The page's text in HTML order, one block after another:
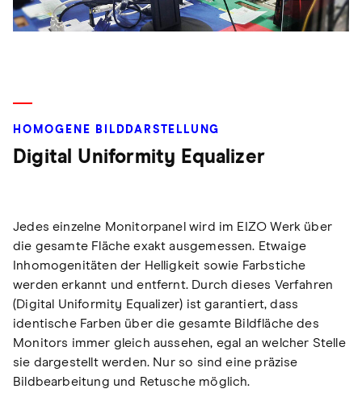
HOMOGENE BILDDARSTELLUNG
Digital Uniformity Equalizer
Jedes einzelne Monitorpanel wird im EIZO Werk über
die gesamte Fläche exakt ausgemessen. Etwaige
Inhomogenitäten der Helligkeit sowie Farbstiche
werden erkannt und entfernt. Durch dieses Verfahren
(Digital Uniformity Equalizer) ist garantiert, dass
identische Farben über die gesamte Bildfläche des
Monitors immer gleich aussehen, egal an welcher Stelle
sie dargestellt werden. Nur so sind eine präzise
Bildbearbeitung und Retusche möglich.